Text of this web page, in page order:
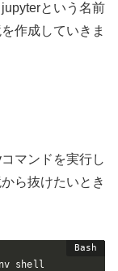
という名前
作成していきま
マンドを実行し
ら抜けたいとき
shell